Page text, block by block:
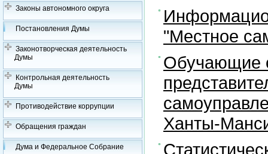
Законы автономного округа
Постановления Думы
Законотворческая деятельность
Думы
Контрольная деятельность
Думы
Противодействие коррупции
Обращения граждан
Дума и Федеральное Собрание
"Местное
Обучающие
Ханты-